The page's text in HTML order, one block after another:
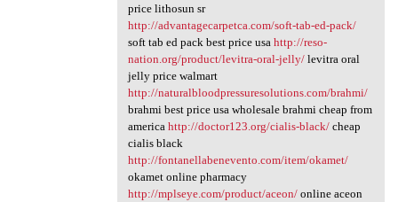
price lithosun sr
http://advantagecarpetca.com/soft-tab-ed-pack/
soft tab ed pack best price usa http://reso-
nation.org/product/levitra-oral-jelly/levitra oral
jelly price walmart
http://naturalbloodpressuresolutions.com/brahmi/
brahmi best price usa wholesale brahmi cheap from
america http://doctor123.org/cialis-black/cheap
cialis black
http://fontanellabenevento.com/item/okamet/
okamet online pharmacy
http://mplseye.com/product/aceon/online aceon